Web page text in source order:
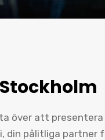
över att presentera
din pålitliga partner